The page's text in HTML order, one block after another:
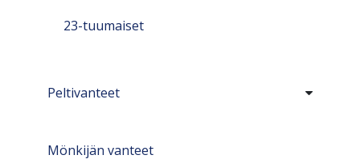
23-tuumaiset
Peltivanteet
Mönkijän vanteet